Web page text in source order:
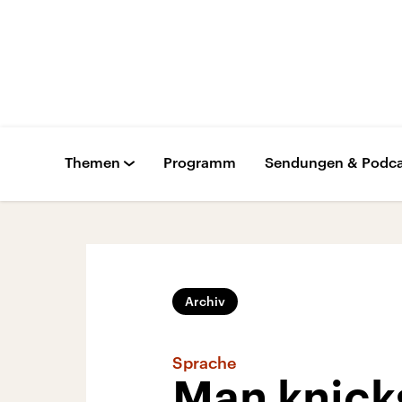
Themen Programm Sendungen &
Archiv
Sprache